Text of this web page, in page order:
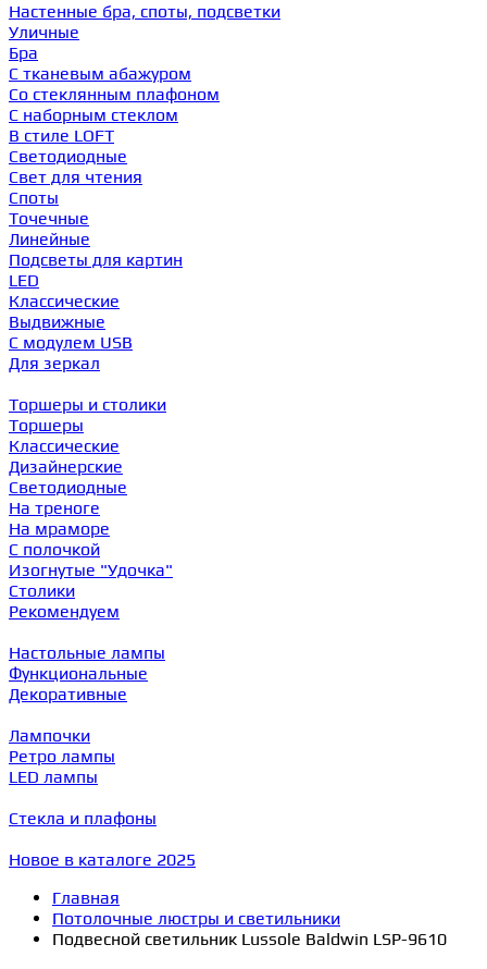
Настенные бра, споты, подсветки
Уличные
Бра
С тканевым абажуром
Со стеклянным плафоном
С наборным стеклом
В стиле LOFT
Светодиодные
Свет для чтения
Споты
Точечные
Линейные
Подсветы для картин
LED
Классические
Выдвижные
С модулем USB
Для зеркал
Торшеры и столики
Торшеры
Классические
Дизайнерские
Светодиодные
На треноге
На мраморе
С полочкой
Изогнутые "Удочка"
Столики
Рекомендуем
Настольные лампы
Функциональные
Декоративные
Лампочки
Ретро лампы
LED лампы
Стекла и плафоны
Новое в каталоге 2025
Главная
Потолочные люстры и светильники
Подвесной светильник Lussole Baldwin LSP-9610